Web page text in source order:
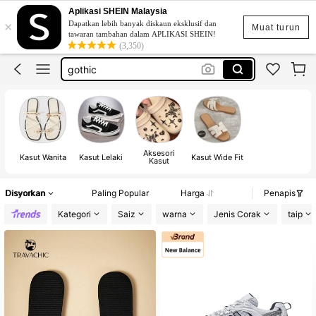
Muat turun
×
Aplikasi SHEIN Malaysia
Dapatkan lebih banyak diskaun eksklusif dan
tawaran tambahan dalam APLIKASI SHEIN!
(3,350)
sandals for women
motf
gothic
botas
sandals for women
motf
Kasut Wanita Kasut Lelaki Aksesori
Kasut Kasut Wide Fit
Disyorkan Paling Popular Harga
Penapis
Kategori
Saiz warna Jenis Corak taip